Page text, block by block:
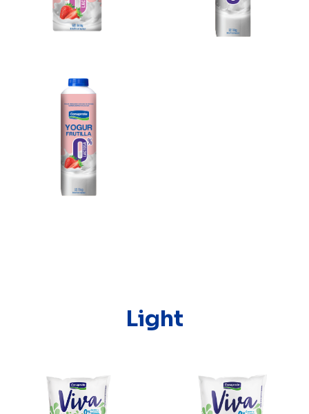
Light